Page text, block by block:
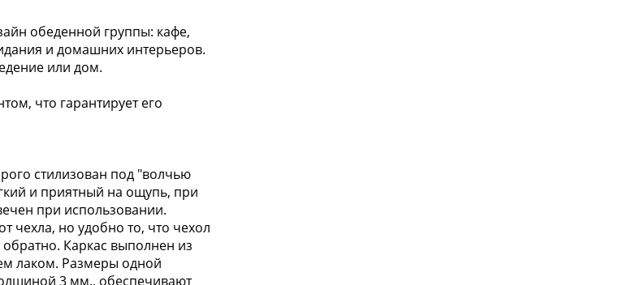
обеденной группы: кафе,
и домашних интерьеров.
или дом.
что гарантирует его
стилизован под "волчью
и приятный на ощупь, при
при использовании.
чехла, но удобно то, что чехол
Каркас выполнен из
лаком. Размеры одной
3 мм., обеспечивают